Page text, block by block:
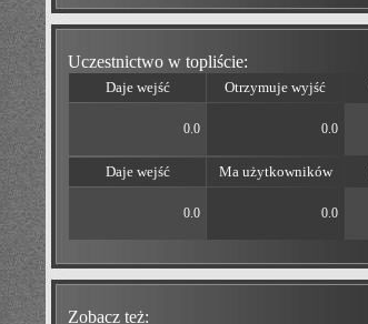
Uczestnictwo w topliście:
Daje wejść Otrzymuje wyjść
0.0 0.0
Daje wejść Ma użytkowników
0.0 0.0
Zobacz też: